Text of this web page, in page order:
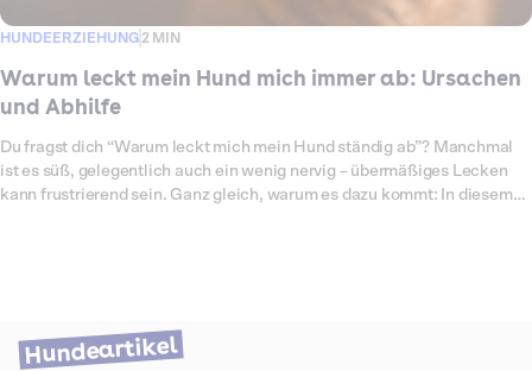
HUNDEERZIEHUNG 2 MIN
Warum leckt mein Hund mich immer ab: Ursachen
und Abhilfe
Du fragst dich “Warum leckt mich mein Hund ständig ab”? Manchmal
ist es süß, gelegentlich auch ein wenig nervig – übermäßiges Lecken
kann frustrierend sein. Ganz gleich, warum es dazu kommt: In diesem
Hundeartikel